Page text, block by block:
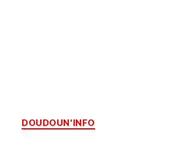
Catégories
DOUDOUN'INFO